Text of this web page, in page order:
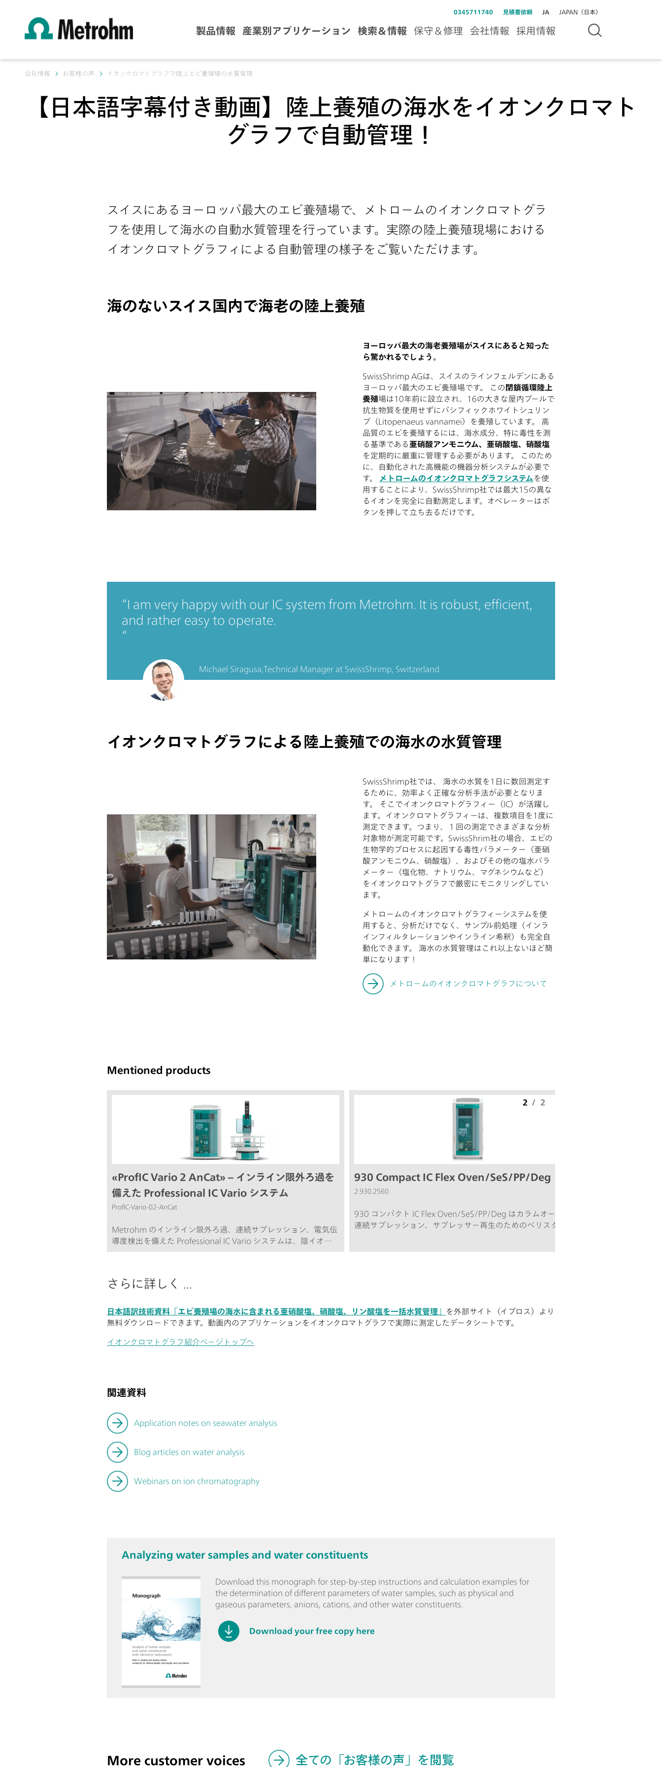
0345711740 見積書依頼 JA JAPAN（日本）
製品情報 産業別アプリケーション 検索＆情報 保守＆修理 会社情報 採用情報
会社情報 お客様の声 イオンクロマトグラフで陸上エビ養殖場の水質管理
【日本語字幕付き動画】陸上養殖の海水をイオンクロマト
グラフで自動管理！
スイスにあるヨーロッパ最大のエビ養殖場で、メトロームのイオンクロマトグラ
フを使用して海水の自動水質管理を行っています。実際の陸上養殖現場における
イオンクロマトグラフィによる自動管理の様子をご覧いただけます。
海のないスイス国内で海老の陸上養殖
ヨーロッパ最大の海老養殖場がスイスにあると知った
ら驚かれるでしょう。
SwissShrimp AGは、スイスのラインフェルデンにある
ヨーロッパ最大のエビ養殖場です。 この 閉鎖循環陸上
養殖場は10年前に設立され、16の大きな屋内プールで
抗生物質を使用せずにパシフィックホワイトシュリン
プ（Litopenaeus vannamei）を養殖しています。 高
品質のエビを養殖するには、海水成分、特に毒性を測
る基準である 亜硝酸アンモニウム、亜硝酸塩、硝酸塩
を定期的に厳重に管理する必要があります。 このため
に、自動化された高機能の機器分析システムが必要で
す。 メトロームのイオンクロマトグラフシステムを使
用することにより、SwissShrimp社では最大15の異な
るイオンを完全に自動測定します。オペレーターはボ
タンを押して立ち去るだけです。
I am very happy with our IC system from Metrohm. It is robust, efficient,
and rather easy to operate.
Michael Siragusa, Technical Manager at SwissShrimp, Switzerland
イオンクロマトグラフによる陸上養殖での海水の水質管理
SwissShrimp社では、 海水の水質を1日に数回測定す
るために、効率よく正確な分析手法が必要となりま
す。 そこでイオンクロマトグラフィー（IC）が活躍し
ます。イオンクロマトグラフィーは、複数項目を1度に
測定できます。つまり、１回の測定でさまざまな分析
対象物が測定可能です。SwissShrim社の場合、エビの
生物学的プロセスに起因する毒性パラメーター（亜硝
酸アンモニウム、硝酸塩）、およびその他の塩水パラ
メーター（塩化物、ナトリウム、マグネシウムなど）
をイオンクロマトグラフで厳密にモニタリングしてい
ます。
メトロームのイオンクロマトグラフィーシステムを使
用すると、分析だけでなく、サンプル前処理（インラ
インフィルタレーションやインライン希釈）も完全自
動化できます。 海水の水質管理はこれ以上ないほど簡
単になります！
メトロームのイオンクロマトグラフについて
Mentioned products
«ProfIC Vario 2 AnCat» – インライン限外ろ過を
備えた Professional IC Vario システム
ProfIC-Vario-02-AnCat
Metrohm のインライン限外ろ過、連続サプレッション、電気伝
導度検出を備えた Professional IC Vario システムは、陰イオン
と陽イオンを完全自動測定することができます。典型的な使用領
930 Compact IC Flex Oven/SeS/PP/Deg
2.930.2560
930 コンパクト IC Flex Oven/SeS/PP/Deg はカラムオーブン、
連続サプレッション、サプレッサー再生のためのペリスタリッ
2 / 2
さらに詳しく ...
日本語訳技術資料「エビ養殖場の海水に含まれる亜硝酸塩、硝酸塩、リン酸塩を一括水質管理」
を外部サイト（イプロス）より
無料ダウンロードできます。動画内のアプリケーションをイオンクロマトグラフで実際に測定したデータシートです。
イオンクロマトグラフ紹介ページトップへ
関連資料
Application notes on seawater analysis
Blog articles on water analysis
Webinars on ion chromatography
Analyzing water samples and water constituents
Download this monograph for step-by-step instructions and calculation examples for
the determination of different parameters of water samples, such as physical and
gaseous parameters, anions, cations, and other water constituents.
Download your free copy here
More customer voices 全ての「お客様の声」を閲覧